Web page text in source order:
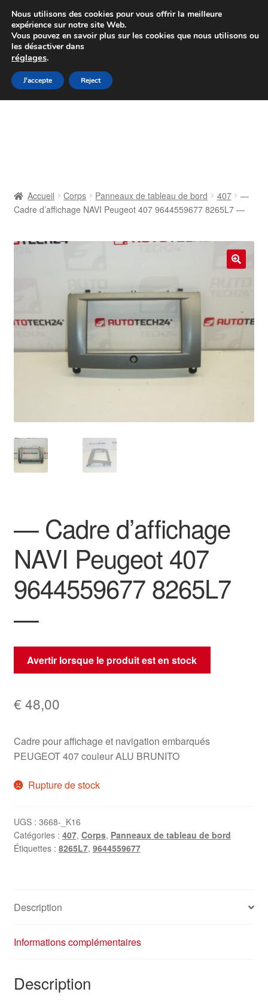
Colissimo livraison à partir de 7 EUR
Du lundi au vendredi de 9 h à 16 h
Aller
à
Aller
au
Contact
Livraison
Politique de confidentialité
Procédure de Réclamation
Accueil Corps Panneaux de tableau de bord 407
—
Cadre d’affichage NAVI Peugeot 407 9644559677 8265L7 —
— Cadre d’affichage
NAVI Peugeot 407
9644559677 8265L7
—
Avertir lorsque le produit est en stock
€ 48,00
Cadre pour affichage et navigation embarqués
PEUGEOT 407 couleur ALU BRUNITO
Rupture de stock
UGS : 3668-_K16
Catégories : 407, Corps, Panneaux de tableau de bord
Étiquettes : 8265L7, 9644559677
Description
Informations complémentaires
Description
Nous utilisons des cookies pour vous offrir la meilleure
expérience sur notre site Web.
Vous pouvez en savoir plus sur les cookies que nous utilisons ou
les désactiver dans
réglages.
J'accepte Reject